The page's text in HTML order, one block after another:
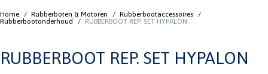
Home / Rubberboten & Motoren / Rubberbootaccessoires /
Rubberbootonderhoud
/ RUBBERBOOT REP. SET HYPALON
RUBBERBOOT REP. SET HYPALON